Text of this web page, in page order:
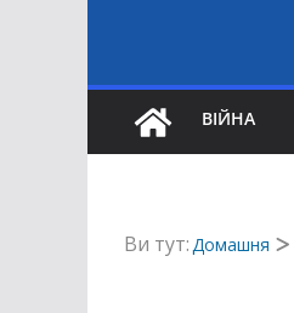
ВІЙНА
Ви тут:Домашня